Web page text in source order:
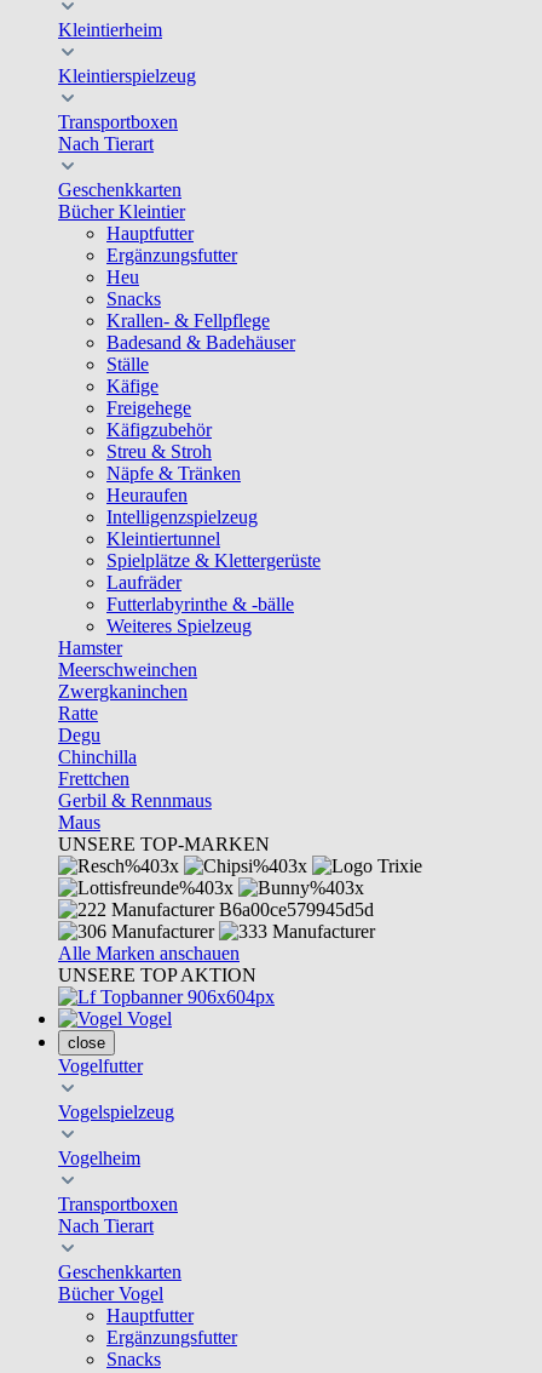
Kleintierheim
Kleintierspielzeug
Transportboxen
Nach Tierart
Geschenkkarten
Bücher Kleintier
Hauptfutter
Ergänzungsfutter
Heu
Snacks
Krallen- & Fellpflege
Badesand & Badehäuser
Ställe
Käfige
Freigehege
Käfigzubehör
Streu & Stroh
Näpfe & Tränken
Heuraufen
Intelligenzspielzeug
Kleintiertunnel
Spielplätze & Klettergerüste
Laufräder
Futterlabyrinthe & -bälle
Weiteres Spielzeug
Hamster
Meerschweinchen
Zwergkaninchen
Ratte
Degu
Chinchilla
Frettchen
Gerbil & Rennmaus
Maus
UNSERE TOP-MARKEN
Alle Marken anschauen
UNSERE TOP AKTION
Vogel
close
Vogelfutter
Vogelspielzeug
Vogelheim
Transportboxen
Nach Tierart
Geschenkkarten
Bücher Vogel
Hauptfutter
Ergänzungsfutter
Snacks